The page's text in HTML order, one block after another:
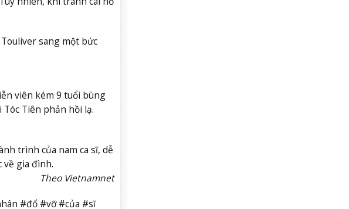
sang một bức
viên kém 9 tuổi bùng
Tiên phản hồi lạ.
trình của nam ca sĩ, dễ
gia đình.
Theo Vietnamnet
#đổ #vỡ #của #sĩ